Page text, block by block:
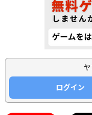
ログイン